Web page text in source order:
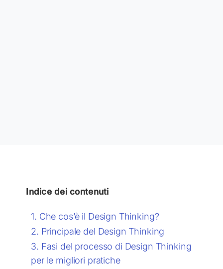
Indice dei contenuti
Che cos’è il Design Thinking?
Principale del Design Thinking
Fasi del processo di Design Thinking
per le migliori pratiche